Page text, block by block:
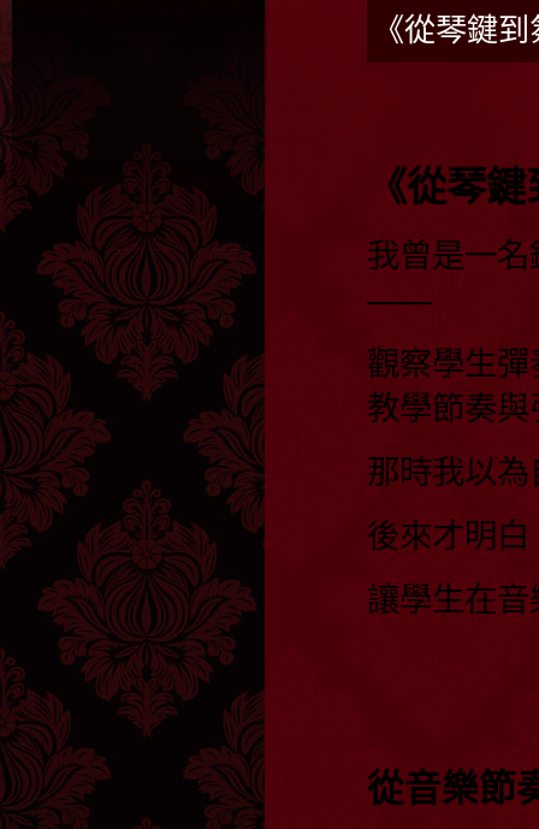
《從琴鍵
《從琴
我曾是一
——
觀察學生
教學節奏
那時我以
後來才明
讓學生在
從音樂節